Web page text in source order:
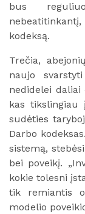
bus
kodeksą.
Trečia,
naujo
nedidelei
kas tikslingiau
sudėties
Darbo
sistemą,
bei poveikį.
kokie tolesni
tik remiantis
modelio